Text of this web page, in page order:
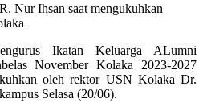
Nur Ihsan saat mengukuhkan
Ikatan Keluarga ALumni
November Kolaka 2023-2027
oleh rektor USN Kolaka Dr.
Selasa (20/06).